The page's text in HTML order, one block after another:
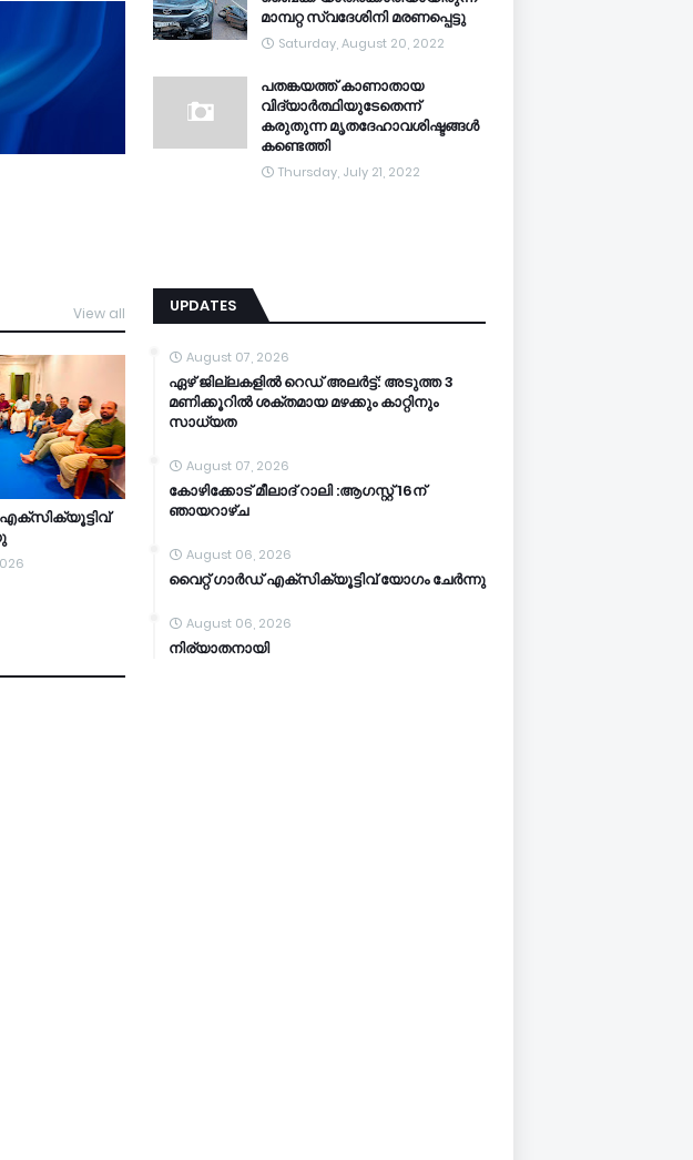
View all
മാമ്പറ്റ സ്വദേശിനി മരണപ്പെട്ടു
Saturday, August 20, 2022
പതങ്കയത്ത് കാണാതായ
വിദ്യാർത്ഥിയുടേതെന്ന്
കരുതുന്ന മൃതദേഹാവശിഷ്ടങ്ങൾ
കണ്ടെത്തി
Thursday, July 21, 2022
UPDATES
August 07, 2026
ഏഴ് ജില്ലകളില്‍ റെഡ് അലര്‍ട്ട്: അടുത്ത 3
മണിക്കൂറിൽ ശക്തമായ മഴക്കും കാറ്റിനും
സാധ്യത
August 07, 2026
കോഴിക്കോട് മീലാദ് റാലി :ആഗസ്റ്റ് 16ന്
ഞായറാഴ്ച
August 06, 2026
വൈറ്റ് ഗാർഡ് എക്സിക്യൂട്ടിവ് യോഗം ചേർന്നു
August 06, 2026
നിര്യാതനായി